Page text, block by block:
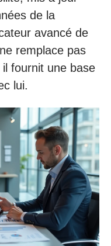
de la
avancé de
remplace pas
fournit une base
lui.